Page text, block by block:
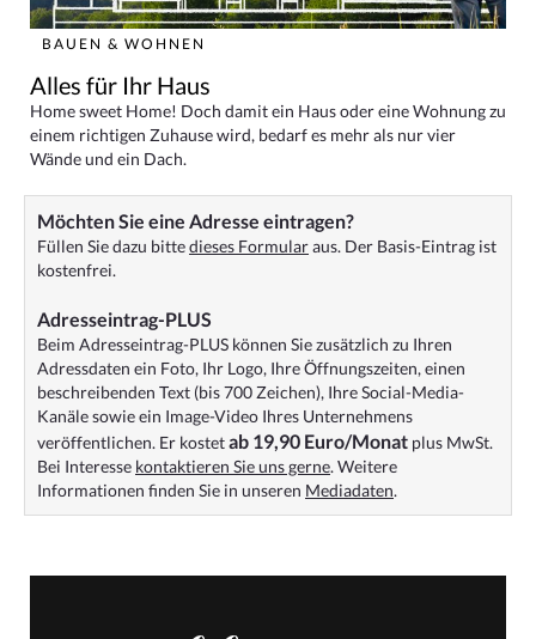
BAUEN & WOHNEN
Alles für Ihr Haus
Home sweet Home! Doch damit ein Haus oder eine Wohnung zu
einem richtigen Zuhause wird, bedarf es mehr als nur vier
Wände und ein Dach.
Möchten Sie eine Adresse eintragen?
Füllen Sie dazu bittedieses Formularaus. Der Basis-Eintrag ist
kostenfrei.
Adresseintrag-PLUS
Beim Adresseintrag-PLUS können Sie zusätzlich zu Ihren
Adressdaten ein Foto, Ihr Logo, Ihre Öffnungszeiten, einen
beschreibenden Text (bis 700 Zeichen), Ihre Social-Media-
Kanäle sowie ein Image-Video Ihres Unternehmens
veröffentlichen. Er kostetab 19,90 Euro/Monat plus MwSt.
Bei Interesse kontaktieren Sie uns gerne. Weitere
Informationen finden Sie in unseren Mediadaten.